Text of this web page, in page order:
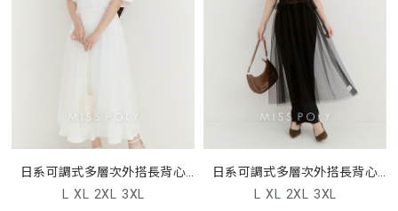
日系可調式多層次外搭長背心
MISS
L XL 2XL 3XL
日系可調式多層次外搭長背心
MISS
L XL 2XL 3XL